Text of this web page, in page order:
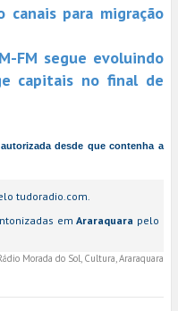
para migração
FM segue evoluindo
capitais no final de
desde que contenha a
tudoradio.com.
emAraraquara pelo
Morada do Sol, Cultura, Araraquara